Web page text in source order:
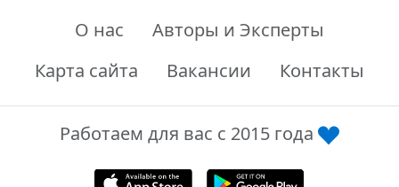
О нас
Авторы и Эксперты
Карта сайта
Вакансии Контакты
Работаем для вас с 2015 года